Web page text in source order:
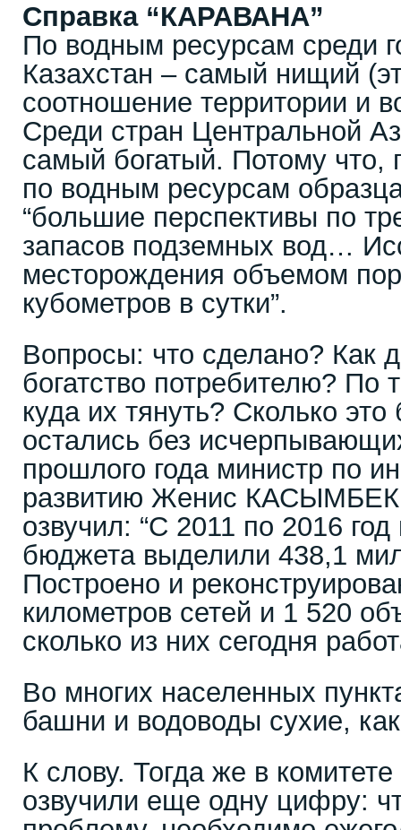
Справка “КАРАВАНА”
По водным ресурсам среди
Казахстан – самый нищий
соотношение территории и
Среди стран Центральной
самый богатый. Потому что,
по водным ресурсам
“большие перспективы по
запасов подземных вод…
месторождения объемом
кубометров в сутки”.
Вопросы: что сделано? Как
богатство потребителю? По
куда их тянуть? Сколько это
остались без
прошлого года министр по
развитию Женис КАСЫМБЕК
озвучил: “С 2011 по 2016 год
бюджета выделили 438,1
Построено и
километров сетей и 1 520
сколько из них сегодня
Во многих населенных
башни и водоводы сухие,
К слову. Тогда же в
озвучили еще одну цифру: